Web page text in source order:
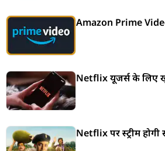
Amazon Prime
Netflix यूजर्स के लिए
Netflix पर स्ट्रीम होगी